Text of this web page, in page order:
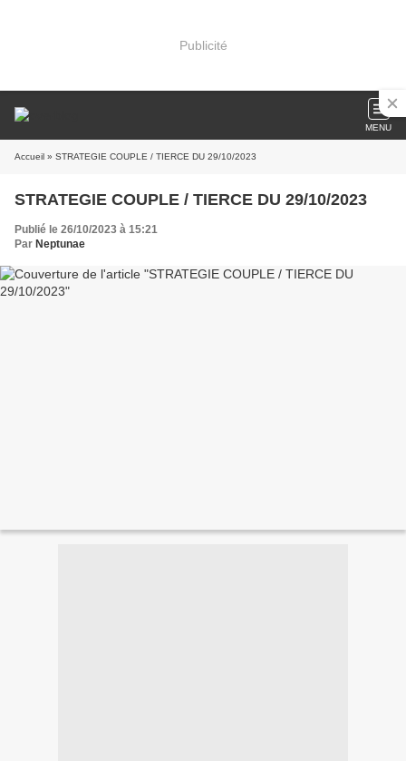
Publicité
MENU
Accueil » STRATEGIE COUPLE / TIERCE DU 29/10/2023
STRATEGIE COUPLE / TIERCE DU 29/10/2023
Publié le 26/10/2023 à 15:21
Par Neptunae